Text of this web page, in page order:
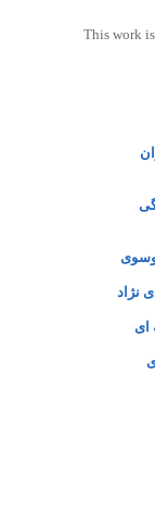
This work
نژاد
ای